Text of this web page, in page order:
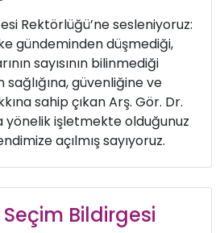
Rektörlüğü’ne sesleniyoruz:
gündeminden düşmediği,
sayısının bilinmediği
güvenliğine ve
sahip çıkan Arş. Gör. Dr.
yönelik işletmekte olduğunuz
açılmış sayıyoruz.
Seçim Bildirgesi